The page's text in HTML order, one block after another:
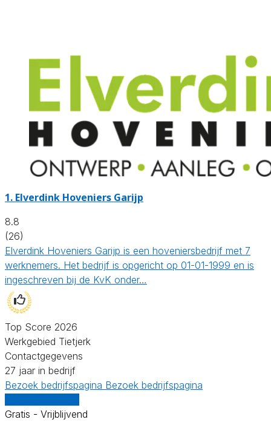
1. Elverdink Hoveniers Garijp
8.8
(26)
Elverdink Hoveniers Garijp is een hoveniersbedrijf met 7
werknemers. Het bedrijf is opgericht op 01-01-1999 en is
ingeschreven bij de KvK onder…
Top Score 2026
Werkgebied Tietjerk
Contactgegevens
27 jaar in bedrijf
Bezoek bedrijfspagina Bezoek bedrijfspagina
Gratis - Vrijblijvend